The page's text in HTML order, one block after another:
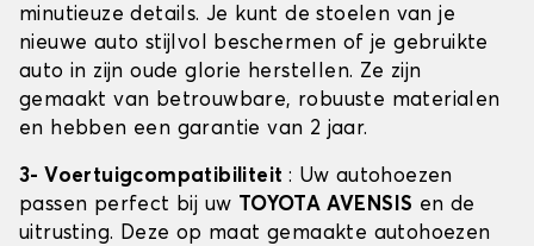
minutieuze details. Je kunt de stoelen van je
nieuwe auto stijlvol beschermen of je gebruikte
auto in zijn oude glorie herstellen. Ze zijn
gemaakt van betrouwbare, robuuste materialen
en hebben een garantie van 2 jaar.
3- Voertuigcompatibiliteit : Uw autohoezen
passen perfect bij uw TOYOTA AVENSIS en de
uitrusting. Deze op maat gemaakte autohoezen